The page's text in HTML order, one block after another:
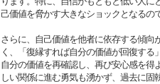
己価値を脅かす大きなショックとなるので
さらに、自己価値を他者に依存する傾
く、「復縁すれば自分の価値が回復する
自分の価値を再確認し、再び安心感を
しい関係に進む勇気も湧かず、過去に